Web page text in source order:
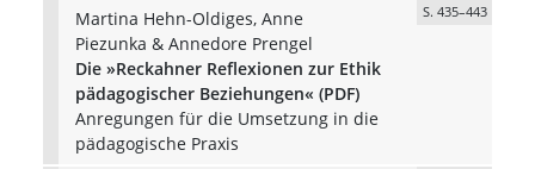
Martina Hehn-Oldiges, Anne
Piezunka & Annedore Prengel
S. 435–443
Die »Reckahner Reflexionen zur Ethik
pädagogischer Beziehungen« (PDF)
Anregungen für die Umsetzung in die
pädagogische Praxis